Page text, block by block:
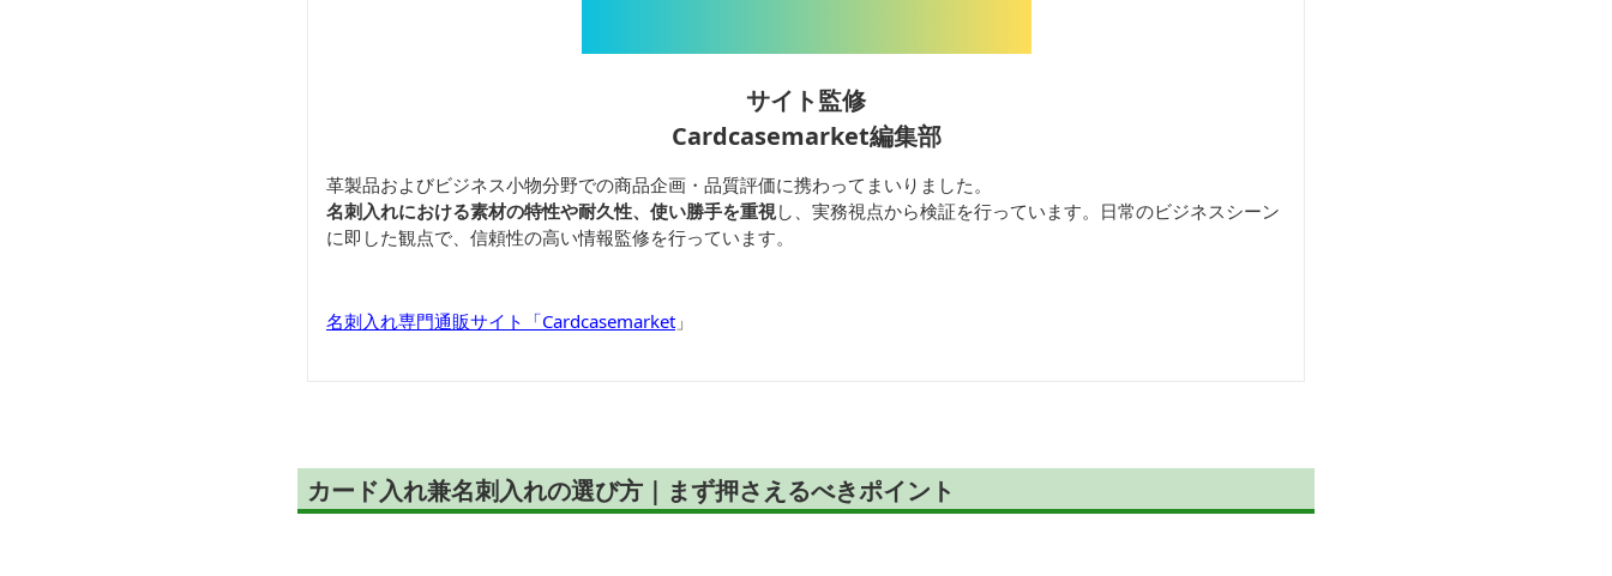
サイト監修
Cardcasemarket編集部
革製品およびビジネス小物分野での商品企画・品質評価に携わってまいりました。
名刺入れにおける素材の特性や耐久性、使い勝手を重視し、実務視点から検証を行っています。日常のビジネスシーン
に即した観点で、信頼性の高い情報監修を行っています。
名刺入れ専門通販サイト「Cardcasemarket 」
カード入れ兼名刺入れの選び方｜まず押さえるべきポイント